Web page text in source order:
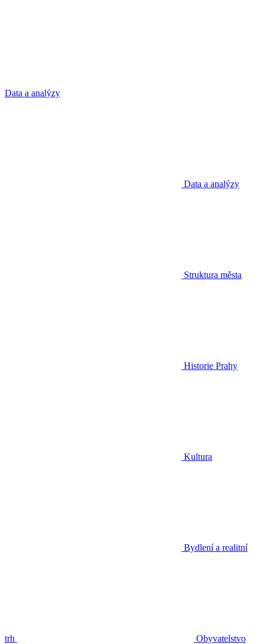
Data a analýzy
Data a analýzy
Struktura města
Historie Prahy
Kultura
Bydlení a realitní
trh Obyvatelstvo